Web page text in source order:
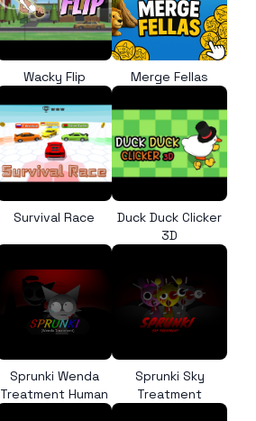
Wacky Flip Merge Fellas
Survival Race
Duck Duck Clicker
3D
Sprunki Wenda
Treatment Human
Sprunki Sky
Treatment